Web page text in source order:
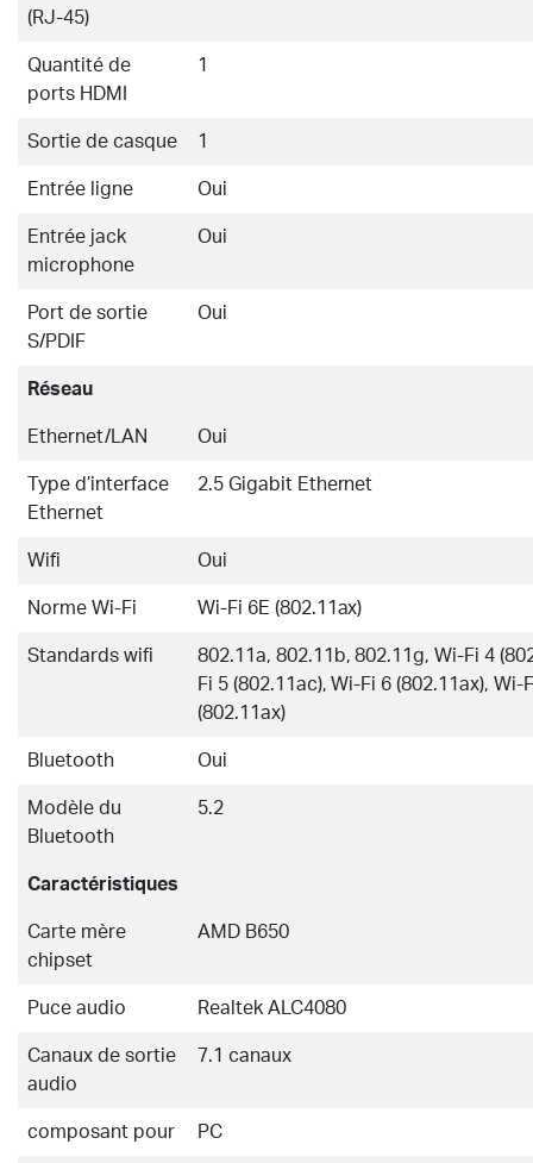
(RJ-45)
Quantité de
ports HDMI
1
Sortie de casque 1
Entrée ligne Oui
Entrée jack
microphone
Oui
Port de sortie
S/PDIF
Oui
Réseau
Ethernet/LAN Oui
Type d’interface
Ethernet
2.5 Gigabit Ethernet
Wifi Oui
Norme Wi-Fi Wi-Fi 6E (802.11ax)
Standards wifi
802.11a, 802.11b, 802.11g, Wi-Fi 4
Fi 5 (802.11ac), Wi-Fi 6 (802.11ax), Wi-
(802.11ax)
Bluetooth Oui
Modèle du
Bluetooth
5.2
Caractéristiques
Carte mère
chipset
AMD B650
Puce audio Realtek ALC4080
Canaux de sortie
audio
7.1 canaux
composant pour PC